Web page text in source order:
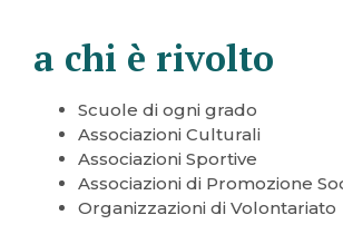
a chi è rivolto
Scuole di ogni grado
Associazioni Culturali
Associazioni Sportive
Associazioni di Promozione
Organizzazioni di Volontariato